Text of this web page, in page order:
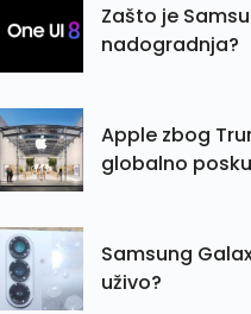
Zašto je
nadogradnja?
Apple zbog
globalno
Samsung
uživo?